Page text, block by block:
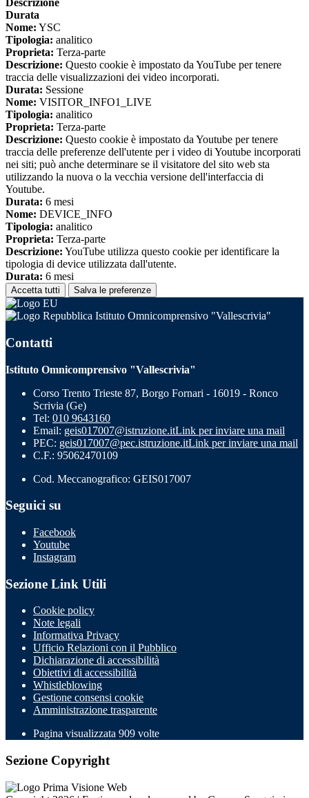
Descrizione
Durata
Nome: YSC
Tipologia: analitico
Proprieta: Terza-parte
Descrizione: Questo cookie è impostato da YouTube per tenere
traccia delle visualizzazioni dei video incorporati.
Durata: Sessione
Nome: VISITOR_INFO1_LIVE
Tipologia: analitico
Proprieta: Terza-parte
Descrizione: Questo cookie è impostato da Youtube per tenere
traccia delle preferenze dell'utente per i video di Youtube incorporati
nei siti; può anche determinare se il visitatore del sito web sta
utilizzando la nuova o la vecchia versione dell'interfaccia di
Youtube.
Durata: 6 mesi
Nome: DEVICE_INFO
Tipologia: analitico
Proprieta: Terza-parte
Descrizione: YouTube utilizza questo cookie per identificare la
tipologia di device utilizzata dall'utente.
Durata: 6 mesi
Accetta tutti Salva le preferenze
Istituto Omnicomprensivo "Vallescrivia"
Contatti
Istituto Omnicomprensivo "Vallescrivia"
Corso Trento Trieste 87, Borgo Fornari - 16019 - Ronco
Scrivia (Ge)
Tel: 010 9643160
Email: geis017007@istruzione.itLink per inviare una mail
PEC: geis017007@pec.istruzione.itLink per inviare una mail
C.F.: 95062470109
Cod. Meccanografico: GEIS017007
Seguici su
Facebook
Youtube
Instagram
Sezione Link Utili
Cookie policy
Note legali
Informativa Privacy
Ufficio Relazioni con il Pubblico
Dichiarazione di accessibilità
Obiettivi di accessibilità
Whistleblowing
Gestione consensi cookie
Amministrazione trasparente
Pagina visualizzata 909 volte
Sezione Copyright